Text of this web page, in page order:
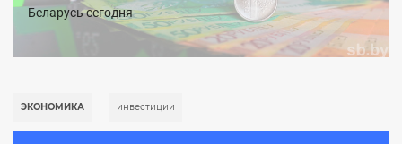
Беларусь сегодня
ЭКОНОМИКА инвестиции